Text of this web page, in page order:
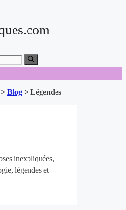
Blog> Légendes
inexpliquées,
légendes et